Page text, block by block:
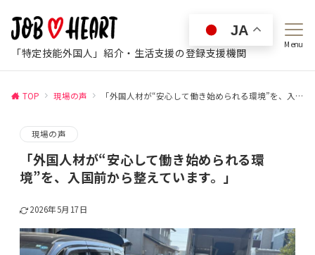
「特定技能外国人」紹介・生活支援の登録支援機関
Menu
TOP 現場の声 「外国人材が“安心して働き始められる環境”を、入国前から整えています。」
現場の声
「外国人材が“安心して働き始められる環
境”を、入国前から整えています。」
2026年5月17日
JA